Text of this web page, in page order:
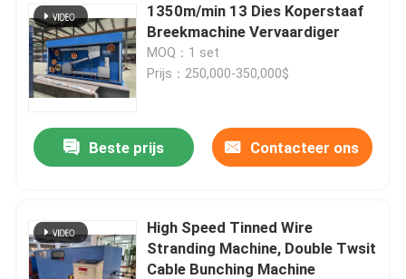
1350m/min 13 Dies Koperstaaf
Breekmachine Vervaardiger
MOQ：1 set
Prijs：250,000-350,000$
Beste prijs Contacteer ons
High Speed Tinned Wire
Stranding Machine, Double Twsit
Cable Bunching Machine